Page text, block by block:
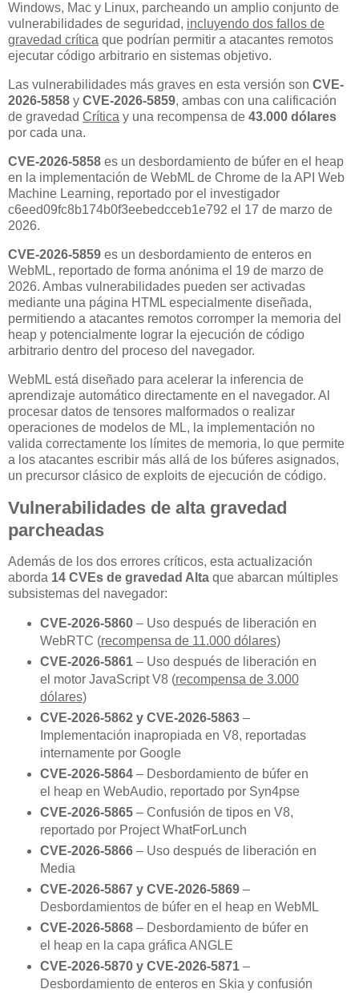
Windows, Mac y Linux, parcheando un amplio conjunto de
vulnerabilidades de seguridad, incluyendo dos fallos de
gravedad crítica que podrían permitir a atacantes remotos
ejecutar código arbitrario en sistemas objetivo.
Las vulnerabilidades más graves en esta versión son CVE-
2026-5858 y CVE-2026-5859, ambas con una calificación
de gravedad Crítica y una recompensa de 43.000 dólares
por cada una.
CVE-2026-5858 es un desbordamiento de búfer en el heap
en la implementación de WebML de Chrome de la API Web
Machine Learning, reportado por el investigador
c6eed09fc8b174b0f3eebedcceb1e792 el 17 de marzo de
2026.
CVE-2026-5859 es un desbordamiento de enteros en
WebML, reportado de forma anónima el 19 de marzo de
2026. Ambas vulnerabilidades pueden ser activadas
mediante una página HTML especialmente diseñada,
permitiendo a atacantes remotos corromper la memoria del
heap y potencialmente lograr la ejecución de código
arbitrario dentro del proceso del navegador.
WebML está diseñado para acelerar la inferencia de
aprendizaje automático directamente en el navegador. Al
procesar datos de tensores malformados o realizar
operaciones de modelos de ML, la implementación no
valida correctamente los límites de memoria, lo que permite
a los atacantes escribir más allá de los búferes asignados,
un precursor clásico de exploits de ejecución de código.
Vulnerabilidades de alta gravedad
parcheadas
Además de los dos errores críticos, esta actualización
aborda 14 CVEs de gravedad Alta que abarcan múltiples
subsistemas del navegador:
CVE-2026-5860– Uso después de liberación en
WebRTC (recompensa de 11.000 dólares)
CVE-2026-5861– Uso después de liberación en
el motor JavaScript V8 (recompensa de 3.000
dólares)
CVE-2026-5862 y CVE-2026-5863–
Implementación inapropiada en V8, reportadas
internamente por Google
CVE-2026-5864– Desbordamiento de búfer en
el heap en WebAudio, reportado por Syn4pse
CVE-2026-5865– Confusión de tipos en V8,
reportado por Project WhatForLunch
CVE-2026-5866– Uso después de liberación en
Media
CVE-2026-5867 y CVE-2026-5869–
Desbordamientos de búfer en el heap en WebML
CVE-2026-5868– Desbordamiento de búfer en
el heap en la capa gráfica ANGLE
CVE-2026-5870 y CVE-2026-5871–
Desbordamiento de enteros en Skia y confusión